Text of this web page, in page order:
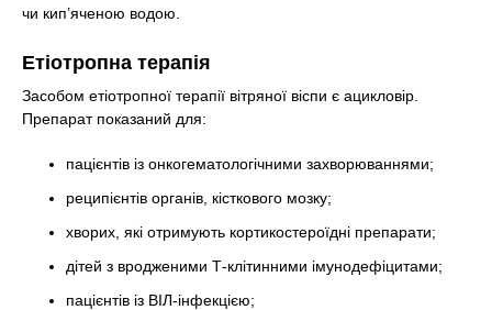
чи кип’яченою водою.
Етіотропна терапія
Засобом етіотропної терапії вітряної віспи є ацикловір.
Препарат показаний для:
пацієнтів із онкогематологічними захворюваннями;
реципієнтів органів, кісткового мозку;
хворих, які отримують кортикостероїдні препарати;
дітей з вродженими Т-клітинними імунодефіцитами;
пацієнтів із ВІЛ-інфекцією;